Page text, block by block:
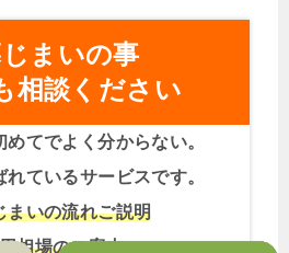
まいの事
相談ください
てでよく分からない。
ているサービスです。
まいの流れご説明
相場のご案内